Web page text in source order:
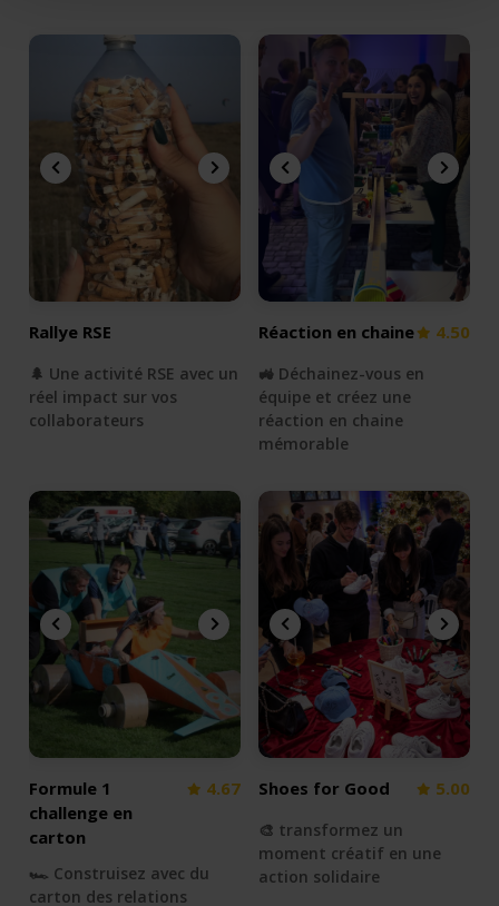
Rallye RSE
🌲 Une activité RSE avec un
réel impact sur vos
collaborateurs
Réaction en chaine 4.50
🚜 Déchainez-vous en
équipe et créez une
réaction en chaine
mémorable
Formule 1
challenge en
carton
4.67
🏎 Construisez avec du
carton des relations
Shoes for Good 5.00
🎨 transformez un
moment créatif en une
action solidaire